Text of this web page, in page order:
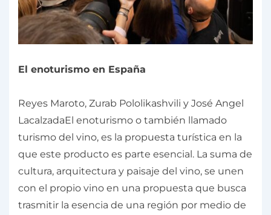
El enoturismo en España
Reyes Maroto, Zurab Pololikashvili y José Angel
LacalzadaEl enoturismo o también llamado
turismo del vino, es la propuesta turística en la
que este producto es parte esencial. La suma de
cultura, arquitectura y paisaje del vino, se unen
con el propio vino en una propuesta que busca
trasmitir la esencia de una región por medio de